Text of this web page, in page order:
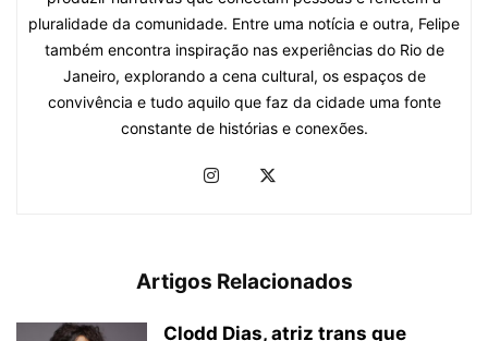
pluralidade da comunidade. Entre uma notícia e outra, Felipe
também encontra inspiração nas experiências do Rio de
Janeiro, explorando a cena cultural, os espaços de
convivência e tudo aquilo que faz da cidade uma fonte
constante de histórias e conexões.
Artigos Relacionados
Clodd Dias, atriz trans que